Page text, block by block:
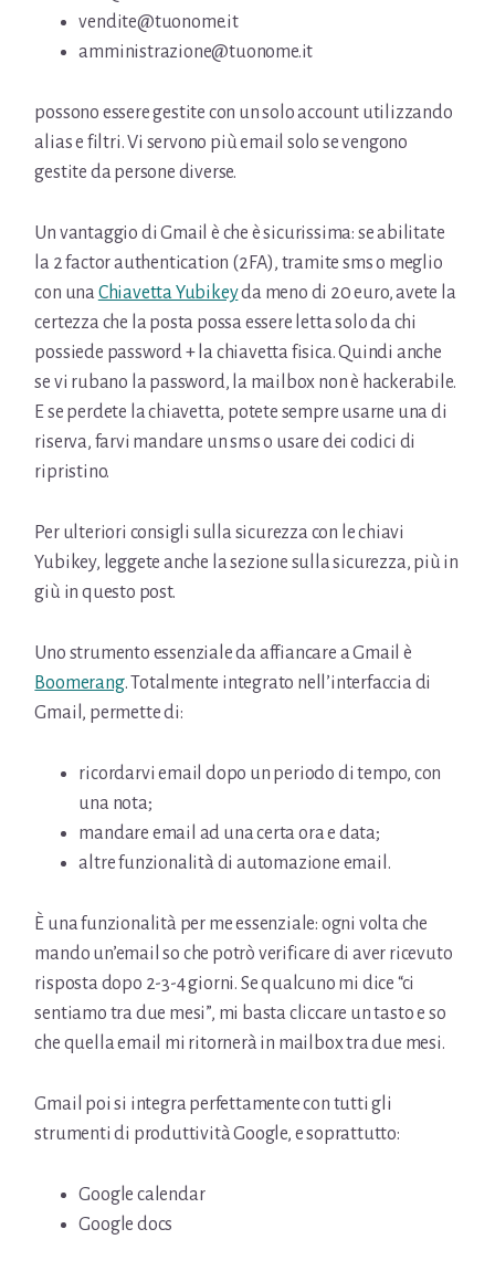
vendite@tuonome.it
amministrazione@tuonome.it
possono essere gestite con un solo account utilizzando
alias e filtri. Vi servono più email solo se vengono
gestite da persone diverse.
Un vantaggio di Gmail è che è sicurissima: se abilitate
la 2 factor authentication (2FA), tramite sms o meglio
con unaChiavetta Yubikeyda meno di 20 euro, avete la
certezza che la posta possa essere letta solo da chi
possiede password + la chiavetta fisica. Quindi anche
se vi rubano la password, la mailbox non è hackerabile.
E se perdete la chiavetta, potete sempre usarne una di
riserva, farvi mandare un sms o usare dei codici di
ripristino.
Per ulteriori consigli sulla sicurezza con le chiavi
Yubikey, leggete anche la sezione sulla sicurezza, più in
giù in questo post.
Uno strumento essenziale da affiancare a Gmail è
Boomerang. Totalmente integrato nell’interfaccia di
Gmail, permette di:
ricordarvi email dopo un periodo di tempo, con
una nota;
mandare email ad una certa ora e data;
altre funzionalità di automazione email.
È una funzionalità per me essenziale: ogni volta che
mando un’email so che potrò verificare di aver ricevuto
risposta dopo 2-3-4 giorni. Se qualcuno mi dice “ci
sentiamo tra due mesi”, mi basta cliccare un tasto e so
che quella email mi ritornerà in mailbox tra due mesi.
Gmail poi si integra perfettamente con tutti gli
strumenti di produttività Google, e soprattutto:
Google calendar
Google docs